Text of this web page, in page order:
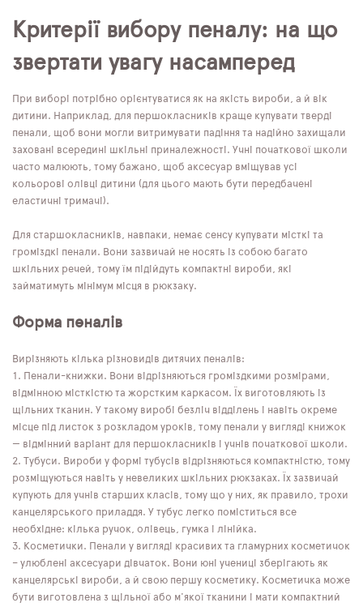
Критерії вибору пеналу: на що
звертати увагу насамперед
При виборі потрібно орієнтуватися як на якість вироби, а й вік
дитини. Наприклад, для першокласників краще купувати тверді
пенали, щоб вони могли витримувати падіння та надійно захищали
заховані всередині шкільні приналежності. Учні початкової школи
часто малюють, тому бажано, щоб аксесуар вміщував усі
кольорові олівці дитини (для цього мають бути передбачені
еластичні тримачі).
Для старшокласників, навпаки, немає сенсу купувати місткі та
громіздкі пенали. Вони зазвичай не носять із собою багато
шкільних речей, тому їм підійдуть компактні вироби, які
займатимуть мінімум місця в рюкзаку.
Форма пеналів
Вирізняють кілька різновидів дитячих пеналів:
Пенали-книжки. Вони відрізняються громіздкими розмірами,
відмінною місткістю та жорстким каркасом. Їх виготовляють із
щільних тканин. У такому виробі безліч відділень і навіть окреме
місце під листок з розкладом уроків, тому пенали у вигляді книжок
— відмінний варіант для першокласників і учнів початкової школи.
Тубуси. Вироби у формі тубусів відрізняються компактністю, тому
розміщуються навіть у невеликих шкільних рюкзаках. Їх зазвичай
купують для учнів старших класів, тому що у них, як правило, трохи
канцелярського приладдя. У тубус легко поміститься все
необхідне: кілька ручок, олівець, гумка і лінійка.
Косметички. Пенали у вигляді красивих та гламурних косметичок
– улюблені аксесуари дівчаток. Вони юні учениці зберігають як
канцелярські вироби, а й свою першу косметику. Косметичка може
бути виготовлена ​​з щільної або м'якої тканини і мати компактний